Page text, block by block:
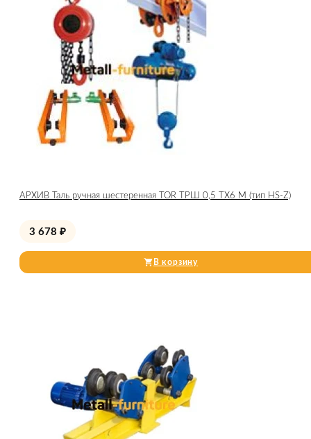
АРХИВ Таль ручная шестеренная TOR ТРШ 0,5 ТХ6 М (тип HS-Z)
3 678 ₽
В корзину